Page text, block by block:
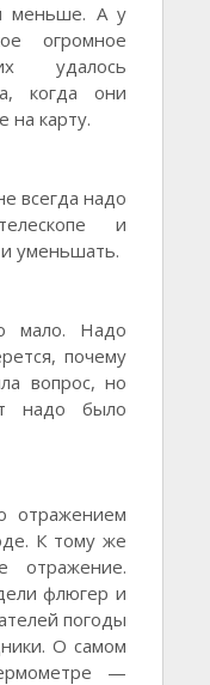
меньше. А у
огромное
удалось
когда они
на карту.
всегда надо
и
уменьшать.
мало. Надо
почему
вопрос, но
надо было
отражением
К тому же
отражение.
флюгер и
погоды
О самом
—